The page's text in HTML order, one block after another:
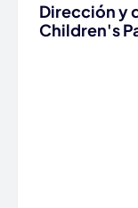
Dirección y
Children's